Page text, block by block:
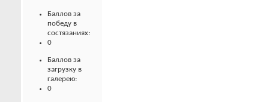
Баллов за
победу в
состязаниях:
0
Баллов за
загрузку в
галерею:
0